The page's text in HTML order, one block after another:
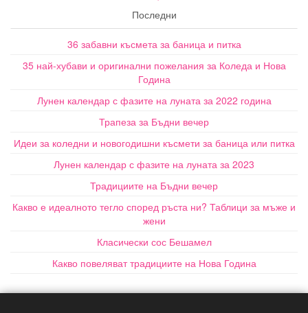
Последни
36 забавни късмета за баница и питка
35 най-хубави и оригинални пожелания за Коледа и Нова
Година
Лунен календар с фазите на луната за 2022 година
Трапеза за Бъдни вечер
Идеи за коледни и новогодишни късмети за баница или питка
Лунен календар с фазите на луната за 2023
Традициите на Бъдни вечер
Какво е идеалното тегло според ръста ни? Таблици за мъже и
жени
Класически сос Бешамел
Какво повеляват традициите на Нова Година